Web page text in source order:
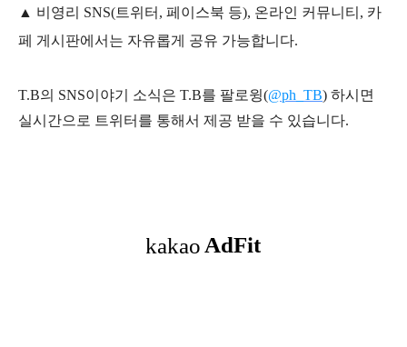
▲ 비영리 SNS(트위터, 페이스북 등), 온라인 커뮤니티, 카
페 게시판에서는 자유롭게 공유 가능합니다.
T.B의 SNS이야기 소식은 T.B를 팔로윙(@ph_TB) 하시면
실시간으로 트위터를 통해서 제공 받을 수 있습니다.